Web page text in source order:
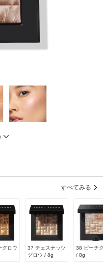
すべてみる
グロウ
37 チェスナッツ
グロウ / 8g
38 ピーチ
/ 8g